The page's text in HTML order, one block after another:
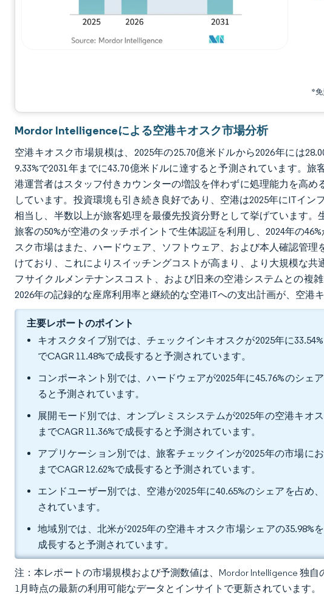
*免
Mordor Intelligenceによる空港キオスク市場分析
空港キオスク市場規模は、2025年の25.70億米ドルから2026年には
9.33%で2031年までに43.70億米ドルに達すると予測されています。
港運営者はスタッフ付きカウンターの増設を伴わずに処理能力を高
しています。投資環境も引き続き良好であり、空港は2025年にITイン
相当し、半数以上が旅客処理を最優先投資分野として挙げています
旅客の50%が空港のタッチポイントで生体認証を利用し、2024年の
スク市場はまた、ハードウェア、ソフトウェア、および本人確認管
けており、これによりスイッチングコストが高まり、より大規模な
フサイクルメンテナンスコスト、および旧来の空港システムとの複
2026年の記録的な座席利用率と継続的な空港ITへの支出計画が、空港
主要レポートのポイント
キオスクタイプ別では、チェックインキオスクが2025年に
でCAGR 11.48%で成長すると予測されています。
コンポーネント別では、ハードウェアが2025年に45.76%のシェ
ると予測されています。
展開モード別では、オンプレミスシステムが2025年の空港キオ
までCAGR 11.36%で成長すると予測されています。
アプリケーション別では、旅客チェックインが2025年の市場に
までCAGR 12.62%で成長すると予測されています。
エンドユーザー別では、空港が2025年に40.65%のシェアを占め
されています。
地域別では、北米が2025年の空港キオスク市場シェアの35.98%
成長すると予測されています。
注：本レポートの市場規模および予測数値は、Mordor Intelligence 独
1月時点の最新の利用可能なデータとインサイトで更新されています。